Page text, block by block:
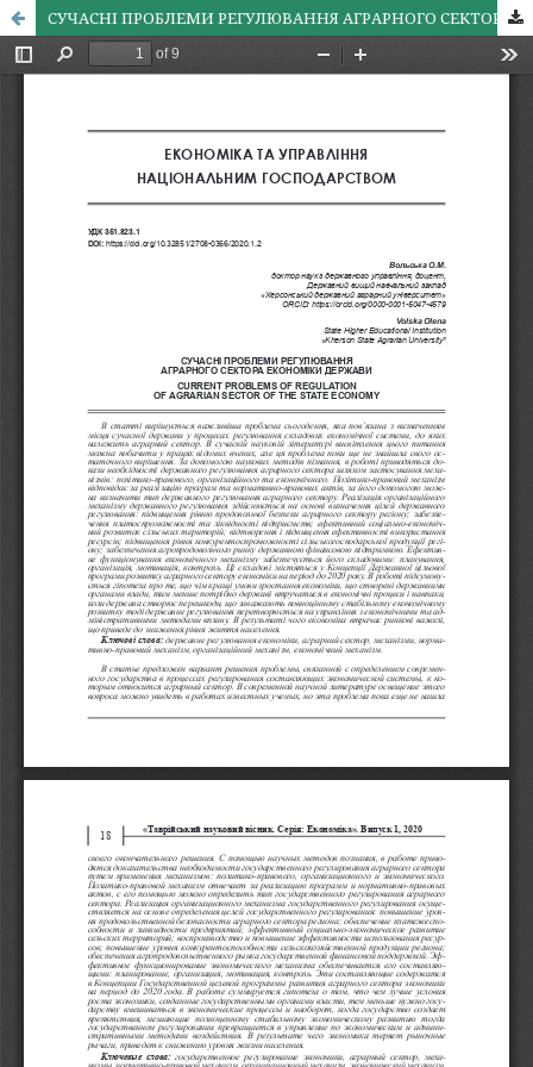
СУЧАСНІ ПРОБЛЕМИ РЕГУЛЮВАННЯ АГРАРНОГО СЕКТОРА ЕКОНОМІКИ ДЕРЖАВИ